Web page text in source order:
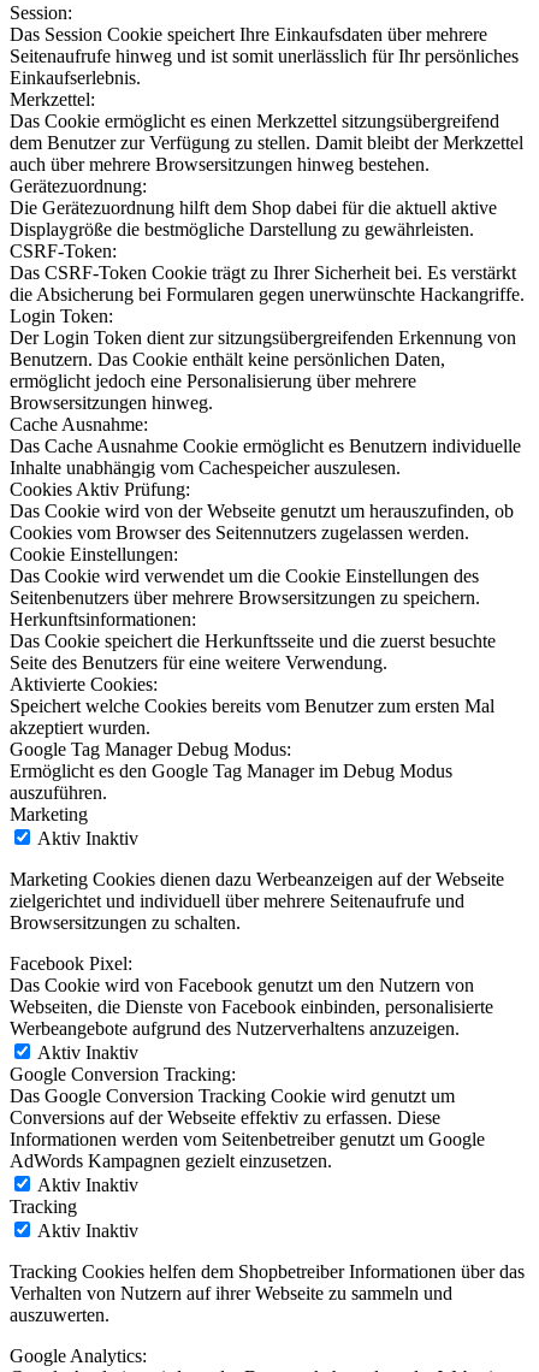
Session:
Das Session Cookie speichert Ihre Einkaufsdaten über mehrere
Seitenaufrufe hinweg und ist somit unerlässlich für Ihr persönliches
Einkaufserlebnis.
Merkzettel:
Das Cookie ermöglicht es einen Merkzettel sitzungsübergreifend
dem Benutzer zur Verfügung zu stellen. Damit bleibt der Merkzettel
auch über mehrere Browsersitzungen hinweg bestehen.
Gerätezuordnung:
Die Gerätezuordnung hilft dem Shop dabei für die aktuell aktive
Displaygröße die bestmögliche Darstellung zu gewährleisten.
CSRF-Token:
Das CSRF-Token Cookie trägt zu Ihrer Sicherheit bei. Es verstärkt
die Absicherung bei Formularen gegen unerwünschte Hackangriffe.
Login Token:
Der Login Token dient zur sitzungsübergreifenden Erkennung von
Benutzern. Das Cookie enthält keine persönlichen Daten,
ermöglicht jedoch eine Personalisierung über mehrere
Browsersitzungen hinweg.
Cache Ausnahme:
Das Cache Ausnahme Cookie ermöglicht es Benutzern individuelle
Inhalte unabhängig vom Cachespeicher auszulesen.
Cookies Aktiv Prüfung:
Das Cookie wird von der Webseite genutzt um herauszufinden, ob
Cookies vom Browser des Seitennutzers zugelassen werden.
Cookie Einstellungen:
Das Cookie wird verwendet um die Cookie Einstellungen des
Seitenbenutzers über mehrere Browsersitzungen zu speichern.
Herkunftsinformationen:
Das Cookie speichert die Herkunftsseite und die zuerst besuchte
Seite des Benutzers für eine weitere Verwendung.
Aktivierte Cookies:
Speichert welche Cookies bereits vom Benutzer zum ersten Mal
akzeptiert wurden.
Google Tag Manager Debug Modus:
Ermöglicht es den Google Tag Manager im Debug Modus
auszuführen.
Marketing
Aktiv Inaktiv
Marketing Cookies dienen dazu Werbeanzeigen auf der Webseite
zielgerichtet und individuell über mehrere Seitenaufrufe und
Browsersitzungen zu schalten.
Facebook Pixel:
Das Cookie wird von Facebook genutzt um den Nutzern von
Webseiten, die Dienste von Facebook einbinden, personalisierte
Werbeangebote aufgrund des Nutzerverhaltens anzuzeigen.
Aktiv Inaktiv
Google Conversion Tracking:
Das Google Conversion Tracking Cookie wird genutzt um
Conversions auf der Webseite effektiv zu erfassen. Diese
Informationen werden vom Seitenbetreiber genutzt um Google
AdWords Kampagnen gezielt einzusetzen.
Aktiv Inaktiv
Tracking
Aktiv Inaktiv
Tracking Cookies helfen dem Shopbetreiber Informationen über das
Verhalten von Nutzern auf ihrer Webseite zu sammeln und
auszuwerten.
Google Analytics: